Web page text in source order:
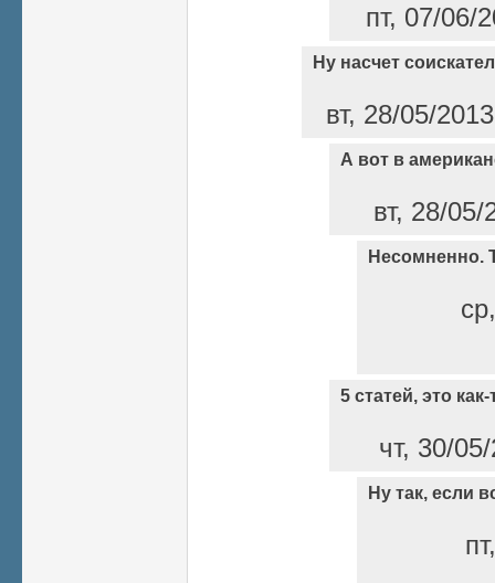
пт, 07/06/
Ну насчет
вт, 28/05/
А вот в
вт, 28/
Несомненно.
5 статей, это
чт, 30/
Ну так, если